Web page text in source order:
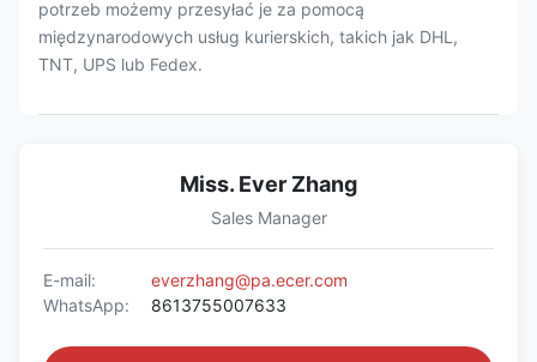
potrzeb możemy przesyłać je za pomocą
międzynarodowych usług kurierskich, takich jak DHL,
TNT, UPS lub Fedex.
Miss. Ever Zhang
Sales Manager
E-mail:
everzhang@pa.ecer.com
WhatsApp:
8613755007633